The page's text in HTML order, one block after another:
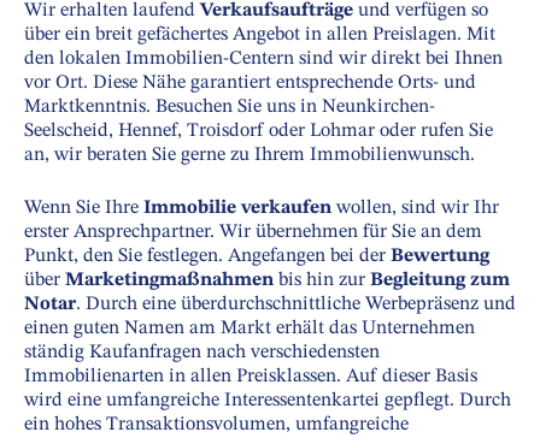
Wir erhalten laufend Verkaufsaufträge und verfügen so
über ein breit gefächertes Angebot in allen Preislagen. Mit
den lokalen Immobilien-Centern sind wir direkt bei Ihnen
vor Ort. Diese Nähe garantiert entsprechende Orts- und
Marktkenntnis. Besuchen Sie uns in Neunkirchen-
Seelscheid, Hennef, Troisdorf oder Lohmar oder rufen Sie
an, wir beraten Sie gerne zu Ihrem Immobilienwunsch.
Wenn Sie Ihre Immobilie verkaufenwollen, sind wir Ihr
erster Ansprechpartner. Wir übernehmen für Sie an dem
Punkt, den Sie festlegen. Angefangen bei der Bewertung
über Marketingmaßnahmen bis hin zur Begleitung zum
Notar. Durch eine überdurchschnittliche Werbepräsenz und
einen guten Namen am Markt erhält das Unternehmen
ständig Kaufanfragen nach verschiedensten
Immobilienarten in allen Preisklassen. Auf dieser Basis
wird eine umfangreiche Interessentenkartei gepflegt. Durch
ein hohes Transaktionsvolumen, umfangreiche